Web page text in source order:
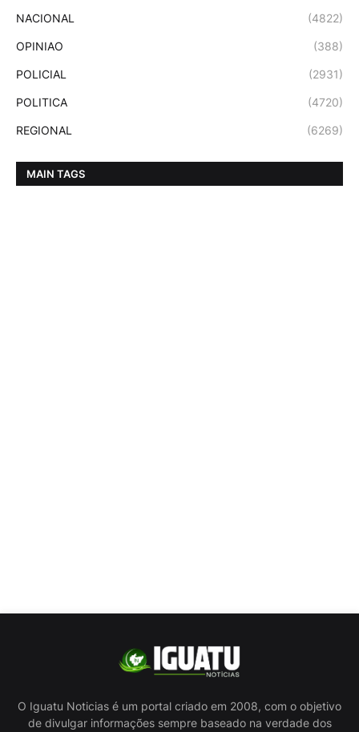
NACIONAL (4822)
OPINIAO (388)
POLICIAL (2931)
POLITICA (4720)
REGIONAL (6269)
MAIN TAGS
O Iguatu Noticias é um portal criado em 2008, com o objetivo
de divulgar informações sempre baseado na verdade dos